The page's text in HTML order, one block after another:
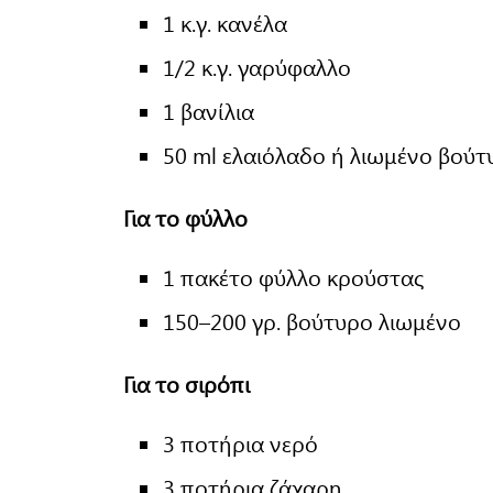
1 κ.γ. κανέλα
1/2 κ.γ. γαρύφαλλο
1 βανίλια
50 ml ελαιόλαδο ή λιωμένο
Για το φύλλο
1 πακέτο φύλλο κρούστας
150–200 γρ. βούτυρο λιωμένο
Για το σιρόπι
3 ποτήρια νερό
3 ποτήρια ζάχαρη